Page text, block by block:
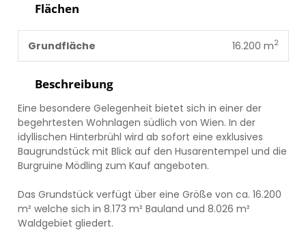
Beschreibung
Eine besondere Gelegenheit bietet sich in einer der
begehrtesten Wohnlagen südlich von Wien. In der
idyllischen Hinterbrühl wird ab sofort eine exklusives
Baugrundstück mit Blick auf den Husarentempel und die
Burgruine Mödling zum Kauf angeboten.
Das Grundstück verfügt über eine Größe von ca. 16.200
m² welche sich in 8.173 m² Bauland und 8.026 m²
Waldgebiet gliedert.
Flächen
Grundfläche 16.200 m2